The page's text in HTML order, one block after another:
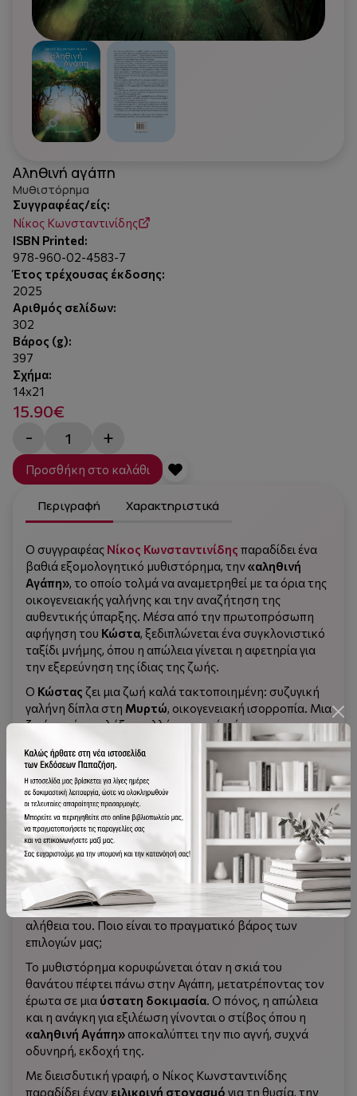
Αληθινή αγάπη
Μυθιστόρημα
Συγγραφέας/είς:
Νίκος Κωνσταντινίδης
ISBN Printed:
978-960-02-4583-7
Έτος τρέχουσας έκδοσης:
2025
Αριθμός σελίδων:
302
Βάρος (g):
397
Σχήμα:
14x21
15.90€
- +
Προσθήκη στο καλάθι
Περιγραφή Χαρακτηριστικά
Ο συγγραφέας Νίκος Κωνσταντινίδης παραδίδει ένα
βαθιά εξομολογητικό μυθιστόρημα, την«αληθινή
Αγάπη», το οποίο τολμά να αναμετρηθεί με τα όρια της
οικογενειακής γαλήνης και την αναζήτηση της
αυθεντικής ύπαρξης. Μέσα από την πρωτοπρόσωπη
αφήγηση του Κώστα, ξεδιπλώνεται ένα συγκλονιστικό
ταξίδι μνήμης, όπου η απώλεια γίνεται η αφετηρία για
την εξερεύνηση της ίδιας της ζωής.
Ο Κώστας ζει μια ζωή καλά τακτοποιημένη: συζυγική
γαλήνη δίπλα στη Μυρτώ, οικογενειακή ισορροπία. Μια
ζωή χωρίς εκπλήξεις, αλλά και χωρίς ρίσκα.
Όλα ανατρέπονται με την
επανεμφάνιση της Αγάπης,
μιας παλιάς φίλης. Φωτεινή, ελεύθερη και βαθιά
αφοσιωμένη στον εθελοντισμό, η Αγάπη γίνεται ο
καθρέφτης των δικών του ανεκπλήρωτων πόθων,
θέτοντας τα θεμέλια της ύπαρξής του υπό
αμφισβήτηση.
Ηπαθιασμένη, σχεδόν μοιραία, σχέσητους, βυθίζει
τον Κώστα σε μια σπαρακτική εσωτερική σύγκρουση.
Καθώς αντιμετωπίζει τις τύψεις και το δίλημμα μιας
διπλής ζωής, ο ήρωας καλείται να ορίσει εκ νέου την
αλήθεια του. Ποιο είναι το πραγματικό βάρος των
επιλογών μας;
Το μυθιστόρημα κορυφώνεται όταν η σκιά του
θανάτου πέφτει πάνω στην Αγάπη, μετατρέποντας τον
έρωτα σε μια ύστατη δοκιμασία. Ο πόνος, η απώλεια
και η ανάγκη για εξιλέωση γίνονται ο στίβος όπου η
«αληθινή Αγάπη» αποκαλύπτει την πιο αγνή, συχνά
οδυνηρή, εκδοχή της.
Με διεισδυτική γραφή, ο Νίκος Κωνσταντινίδης
παραδίδει έναν ειλικρινή στοχασμό για τη θυσία, την